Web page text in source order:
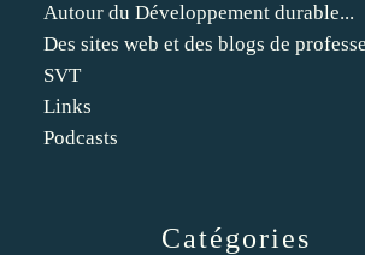
Catégories
Autour du Développement durable...
Des sites web et des blogs de
SVT
Links
Podcasts